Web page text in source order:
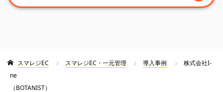
スマレジEC スマレジEC・一元管理 導入事例
株式会社I-
ne
（BOTANIST）